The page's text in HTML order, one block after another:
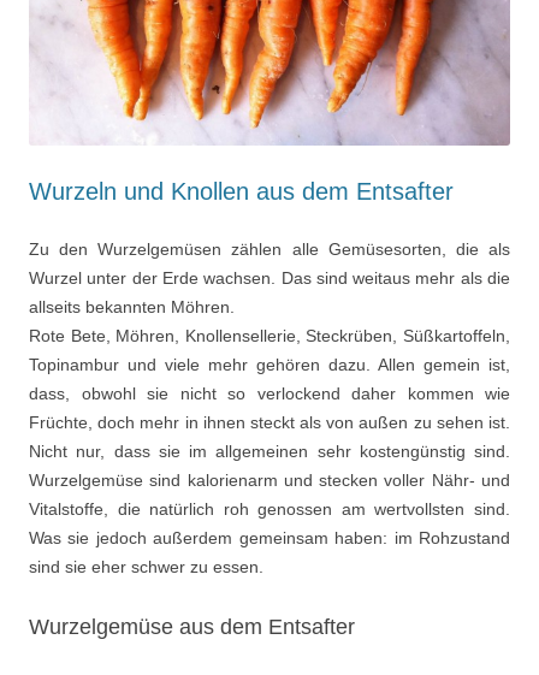
Wurzeln und Knollen aus dem Entsafter
Zu den Wurzelgemüsen zählen alle Gemüsesorten, die als
Wurzel unter der Erde wachsen. Das sind weitaus mehr als die
allseits bekannten Möhren.
Rote Bete, Möhren, Knollensellerie, Steckrüben, Süßkartoffeln,
Topinambur und viele mehr gehören dazu. Allen gemein ist,
dass, obwohl sie nicht so verlockend daher kommen wie
Früchte, doch mehr in ihnen steckt als von außen zu sehen ist.
Nicht nur, dass sie im allgemeinen sehr kostengünstig sind.
Wurzelgemüse sind kalorienarm und stecken voller Nähr- und
Vitalstoffe, die natürlich roh genossen am wertvollsten sind.
Was sie jedoch außerdem gemeinsam haben: im Rohzustand
sind sie eher schwer zu essen.
Wurzelgemüse aus dem Entsafter